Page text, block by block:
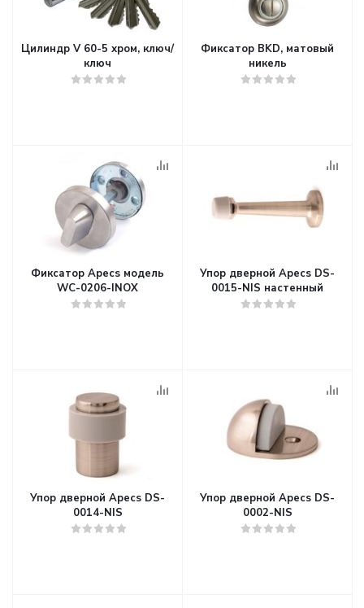
Цилиндр V 60-5 хром, ключ/
ключ
Фиксатор BKD, матовый
никель
Фиксатор Apecs модель
WC-0206-INOX
Упор дверной Apecs DS-
0015-NIS настенный
Упор дверной Apecs DS-
0014-NIS
Упор дверной Apecs DS-
0002-NIS